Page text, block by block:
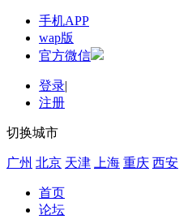
手机APP
wap版
官方微信
登录|
注册
切换城市
广州 北京 天津 上海 重庆 西安
首页
论坛